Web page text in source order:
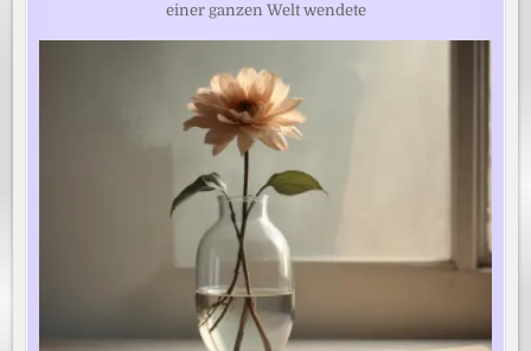
einer ganzen Welt wendete